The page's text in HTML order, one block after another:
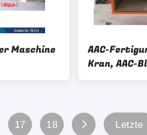
Maschine
AAC-
Kran, AAC-
Block-Fall-
17 18 Letzte